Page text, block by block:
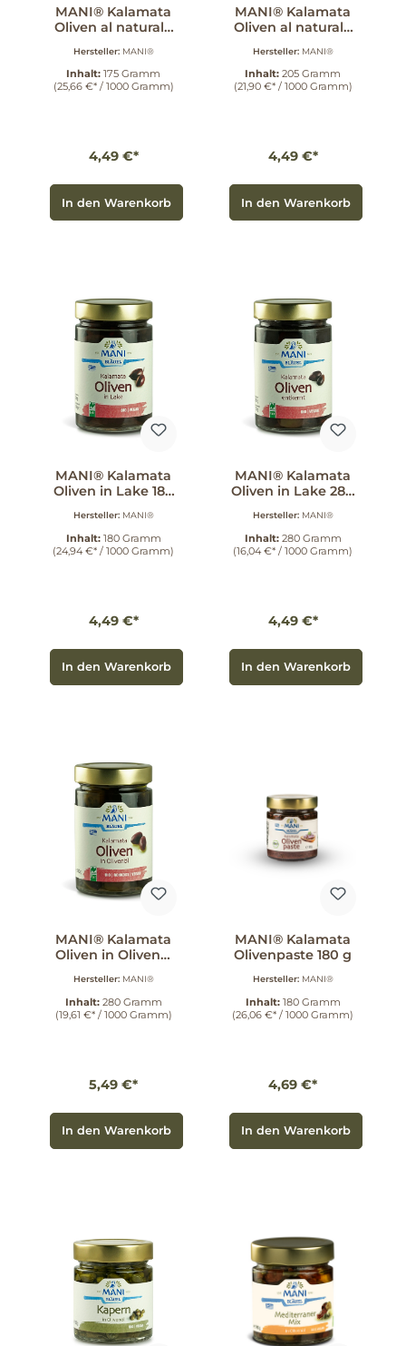
MANI® Kalamata
Oliven al naturale
Hersteller: MANI®
Inhalt: 175 Gramm
(25,66 €* / 1000 Gramm)
4,49 €*
In den Warenkorb
MANI® Kalamata
Oliven al naturale
Hersteller: MANI®
Inhalt: 205 Gramm
(21,90 €* / 1000 Gramm)
4,49 €*
In den Warenkorb
MANI® Kalamata
Oliven in Lake 180
Hersteller: MANI®
Inhalt: 180 Gramm
(24,94 €* / 1000 Gramm)
4,49 €*
In den Warenkorb
MANI® Kalamata
Oliven in Lake 280
Hersteller: MANI®
Inhalt: 280 Gramm
(16,04 €* / 1000 Gramm)
4,49 €*
In den Warenkorb
MANI® Kalamata
Oliven in Olivenöl
Hersteller: MANI®
Inhalt: 280 Gramm
(19,61 €* / 1000 Gramm)
5,49 €*
In den Warenkorb
MANI® Kalamata
Olivenpaste 180 g
Hersteller: MANI®
Inhalt: 180 Gramm
(26,06 €* / 1000 Gramm)
4,69 €*
In den Warenkorb